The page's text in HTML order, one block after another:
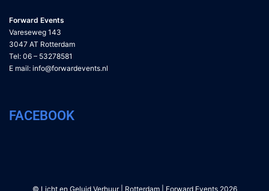
Forward Events
Vareseweg 143
3047 AT Rotterdam
Tel: 06 – 53278581
E mail: info@forwardevents.nl
FACEBOOK
© Licht en Geluid Verhuur | Rotterdam | Forward Events 2026